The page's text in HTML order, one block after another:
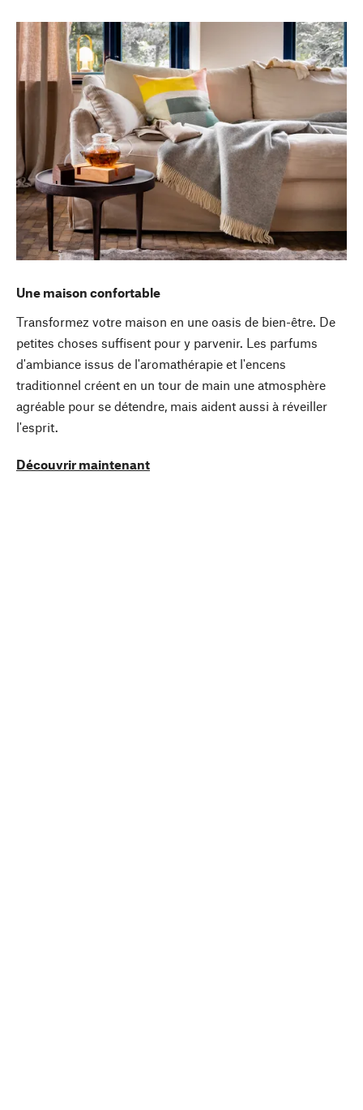
Une maison confortable
Transformez votre maison en une oasis de bien-être. De
petites choses suffisent pour y parvenir. Les parfums
d'ambiance issus de l'aromathérapie et l'encens
traditionnel créent en un tour de main une atmosphère
agréable pour se détendre, mais aident aussi à réveiller
l'esprit.
Découvrir maintenant